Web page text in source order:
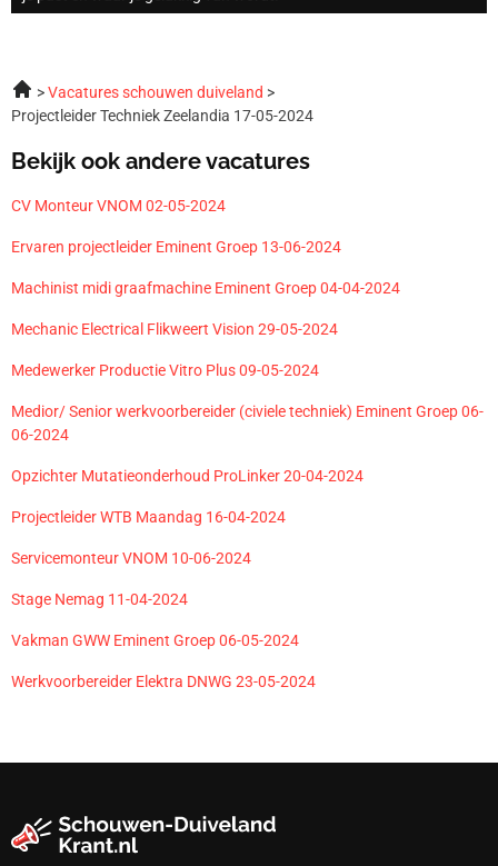
Vacatures schouwen duiveland
Projectleider Techniek Zeelandia 17-05-2024
Bekijk ook andere vacatures
CV Monteur VNOM 02-05-2024
Ervaren projectleider Eminent Groep 13-06-2024
Machinist midi graafmachine Eminent Groep 04-04-2024
Mechanic Electrical Flikweert Vision 29-05-2024
Medewerker Productie Vitro Plus 09-05-2024
Medior/ Senior werkvoorbereider (civiele techniek) Eminent Groep 06-
06-2024
Opzichter Mutatieonderhoud ProLinker 20-04-2024
Projectleider WTB Maandag 16-04-2024
Servicemonteur VNOM 10-06-2024
Stage Nemag 11-04-2024
Vakman GWW Eminent Groep 06-05-2024
Werkvoorbereider Elektra DNWG 23-05-2024